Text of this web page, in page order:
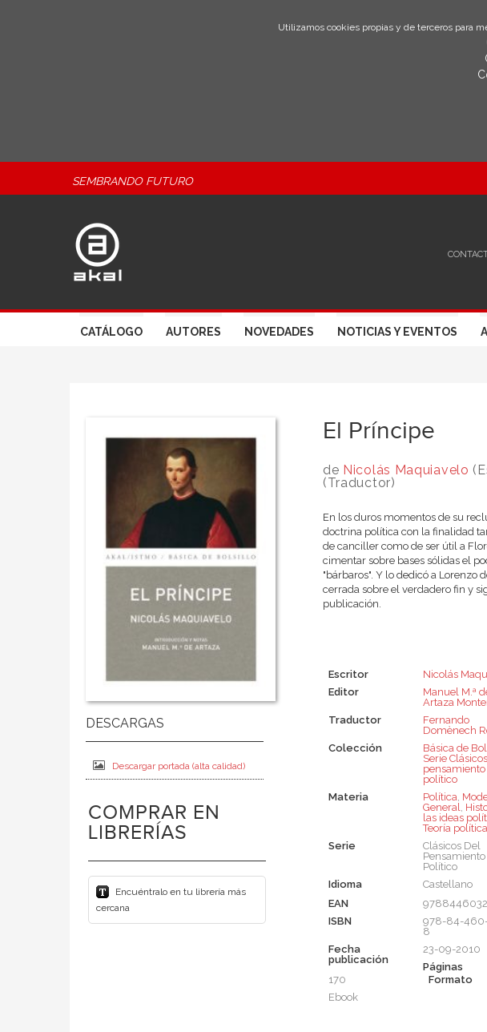
Utilizamos cookies propias y de terceros para
SEMBRANDO FUTURO
CATÁLOGO AUTORES NOVEDADES NOTICIAS Y EVENTOS
Descargar portada (alta calidad)
COMPRAR EN
LIBRERÍAS
Encuéntralo en tu librería más
cercana
El Príncipe
de Nicolás Maquiavelo
(Traductor)
En los duros momentos de su
doctrina política con la finalidad
de canciller como de ser útil a
cimentar sobre bases sólidas el
"bárbaros". Y lo dedicó a Lorenzo
cerrada sobre el verdadero fin y
publicación.
Escritor
Nicolás
Editor
Manuel M.ª
Artaza
Traductor
Fernando
Domènech
Colección
Básica de
Serie
pensamiento
político
Materia
Política,
General,
las ideas
Teoría política
Serie
Clásicos Del
Pensamiento
Político
Idioma
Castellano
EAN
ISBN
978-84-
8
Fecha
publicación
23-09-2010
Páginas
170
Formato
Ebook